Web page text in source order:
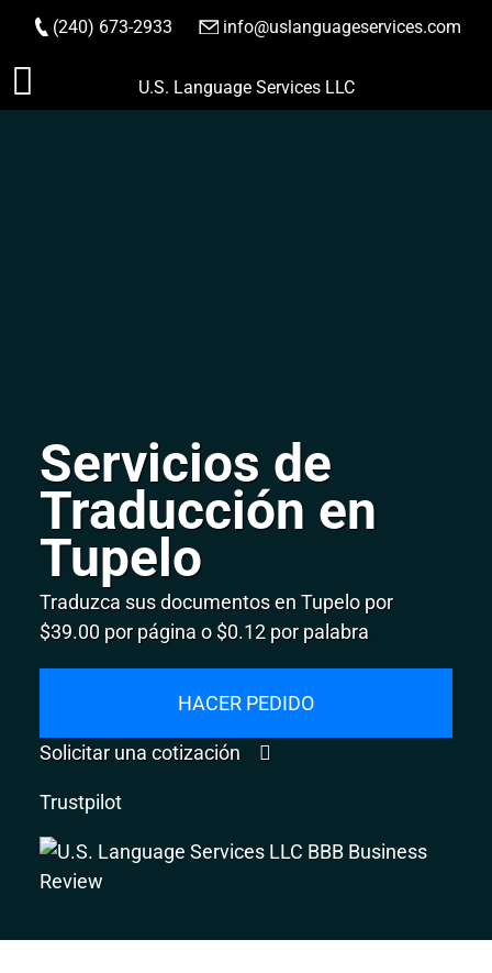
Saltar
(240) 673-2933 info@uslanguageservices.com
HACER PEDIDO
U.S. Language Services LLC
Servicios de
Traducción en
Tupelo
Traduzca sus documentos en Tupelo por
$39.00 por página o $0.12 por palabra
HACER PEDIDO
Solicitar una cotización
Trustpilot